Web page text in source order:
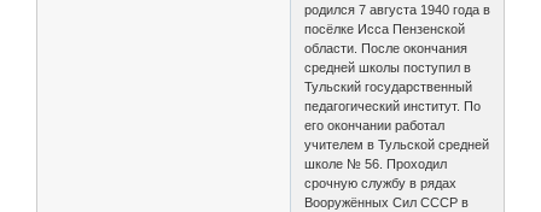
родился 7 августа 1940 года в
посёлке Исса Пензенской
области. После окончания
средней школы поступил в
Тульский государственный
педагогический институт. По
его окончании работал
учителем в Тульской средней
школе № 56. Проходил
срочную службу в рядах
Вооружённых Сил СССР в